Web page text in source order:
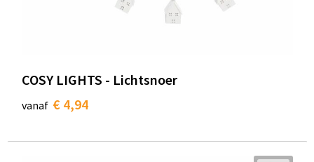
COSY LIGHTS - Lichtsnoer
vanaf € 4,94